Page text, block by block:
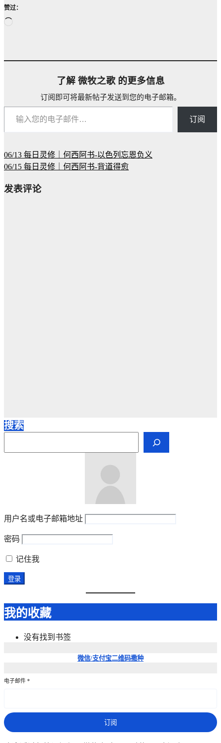
赞过：
载…
了解 微牧之歌 的更多信息
订阅即可将最新帖子发送到您的电子邮箱。
输入您的电子邮件…
订阅
文
章
导
06/13 每日灵修｜何西阿书-以色列忘恩负义
06/15 每日灵修｜何西阿书-背道得愈
发表评论
搜索
用户名或电子邮箱地址
密码
记住我
我的收藏
没有找到书签
微信/支付宝二维码撒种
电子邮件 *
订阅